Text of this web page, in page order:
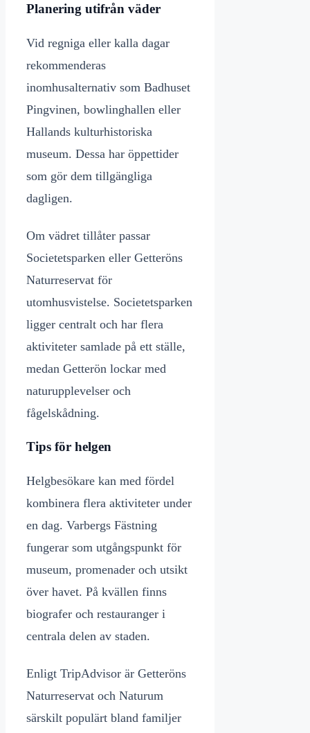
Planering utifrån väder
Vid regniga eller kalla dagar
rekommenderas
inomhusalternativ som Badhuset
Pingvinen, bowlinghallen eller
Hallands kulturhistoriska
museum. Dessa har öppettider
som gör dem tillgängliga
dagligen.
Om vädret tillåter passar
Societetsparken eller Getteröns
Naturreservat för
utomhusvistelse. Societetsparken
ligger centralt och har flera
aktiviteter samlade på ett ställe,
medan Getterön lockar med
naturupplevelser och
fågelskådning.
Tips för helgen
Helgbesökare kan med fördel
kombinera flera aktiviteter under
en dag. Varbergs Fästning
fungerar som utgångspunkt för
museum, promenader och utsikt
över havet. På kvällen finns
biografer och restauranger i
centrala delen av staden.
Enligt TripAdvisor är Getteröns
Naturreservat och Naturum
särskilt populärt bland familjer